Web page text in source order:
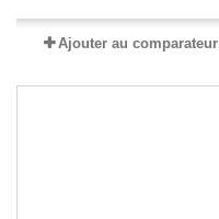
Ajouter au comparateur